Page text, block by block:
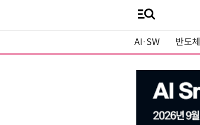
AI·SW 반도체